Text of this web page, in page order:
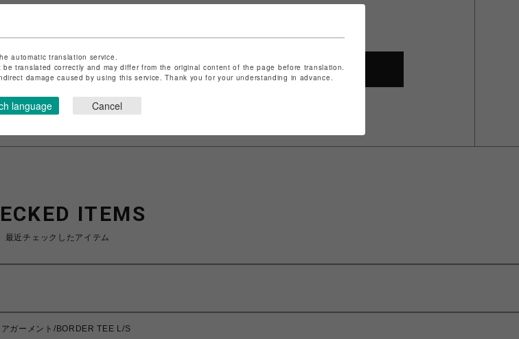
基づく表記はこちら
こちら
SHOP TOP
ITEMS
最近チェックしたアイテム
ガーメント/BORDER TEE L/S
automatic translation service.
translated correctly and may differ from the original content of the page before translation.
damage caused by using this service. Thank you for your understanding in advance.
language Cancel